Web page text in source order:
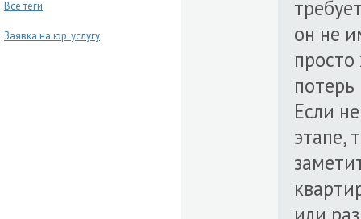
Все теги
Заявка на юр. услугу
он не
Если
этапе,